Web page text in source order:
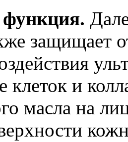
защищает
клеток и
масла на